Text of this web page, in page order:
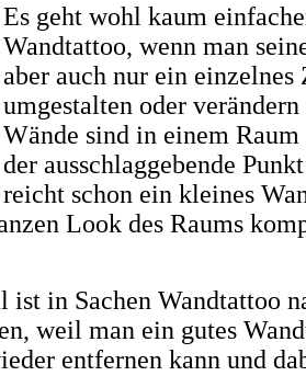
Es geht wohl kaum
Wandtattoo, wenn man
aber auch nur ein einzelnes
umgestalten oder
Wände sind in einem
der ausschlaggebende
reicht schon ein kleines
Look des Raums
ist in Sachen Wandtattoo
weil man ein gutes
entfernen kann und